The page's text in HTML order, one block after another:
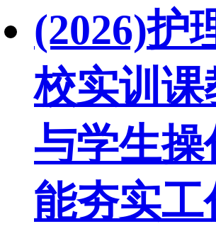
(2026)护
校实训课
与学生操
能夯实工